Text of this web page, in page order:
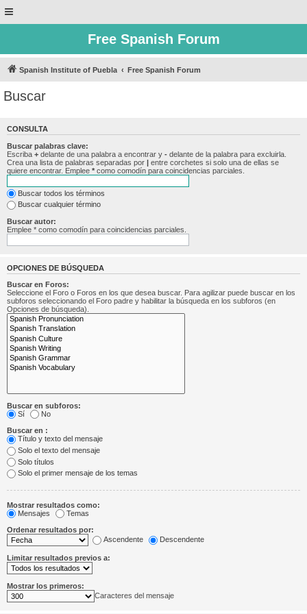
Free Spanish Forum
Spanish Institute of Puebla Free Spanish Forum
Buscar
CONSULTA
Buscar palabras clave:
Escriba + delante de una palabra a encontrar y - delante de la palabra para excluirla.
Crea una lista de palabras separadas por | entre corchetes si solo una de ellas se
quiere encontrar. Emplee * como comodín para coincidencias parciales.
Buscar todos los términos
Buscar cualquier término
Buscar autor:
Emplee * como comodín para coincidencias parciales.
OPCIONES DE BÚSQUEDA
Buscar en Foros:
Seleccione el Foro o Foros en los que desea buscar. Para agilizar puede buscar en los
subforos seleccionando el Foro padre y habilitar la búsqueda en los subforos (en
Opciones de búsqueda).
Buscar en subforos:
Sí
No
Buscar en :
Título y texto del mensaje
Solo el texto del mensaje
Solo títulos
Solo el primer mensaje de los temas
Mostrar resultados como:
Mensajes
Temas
Ordenar resultados por:
Ascendente
Descendente
Limitar resultados previos a:
Mostrar los primeros:
Caracteres del mensaje